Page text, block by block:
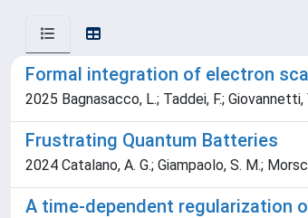
Formal integration of electron
2025 Bagnasacco, L.; Taddei, F.; Giovannetti,
Frustrating Quantum Batteries
2024 Catalano, A. G.; Giampaolo, S. M.;
A time-dependent regularization